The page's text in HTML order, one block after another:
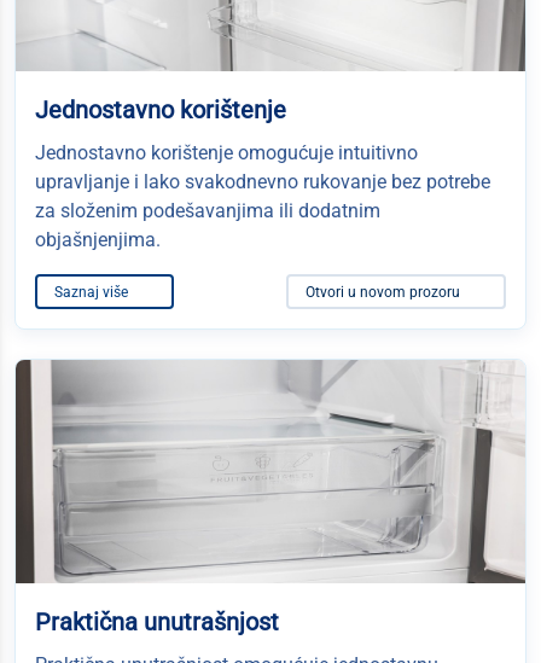
Jednostavno korištenje
Jednostavno korištenje omogućuje intuitivno
upravljanje i lako svakodnevno rukovanje bez potrebe
za složenim podešavanjima ili dodatnim
objašnjenjima.
Saznaj više Otvori u novom prozoru
Praktična unutrašnjost